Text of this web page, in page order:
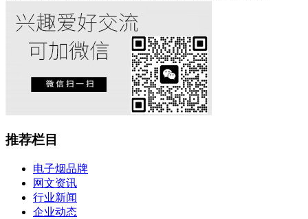
推荐栏目
电子烟品牌
网文资讯
行业新闻
企业动态